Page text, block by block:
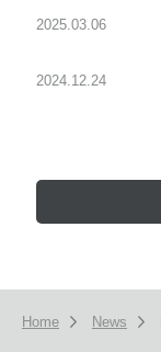
2025.03.06
2024.12.24
Home News